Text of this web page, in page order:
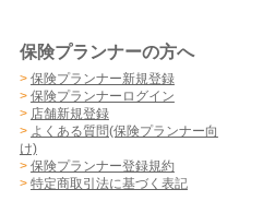
保険プランナーの方へ
> 保険プランナー新規登録
> 保険プランナーログイン
> 店舗新規登録
> よくある質問(保険プランナー向
け)
> 保険プランナー登録規約
> 特定商取引法に基づく表記